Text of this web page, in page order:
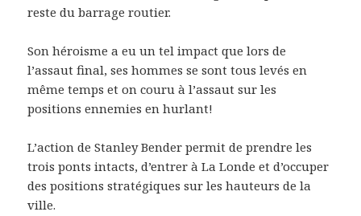
reste du barrage routier.
Son héroisme a eu un tel impact que lors de
l’assaut final, ses hommes se sont tous levés en
même temps et on couru à l’assaut sur les
positions ennemies en hurlant!
L’action de Stanley Bender permit de prendre les
trois ponts intacts, d’entrer à La Londe et d’occuper
des positions stratégiques sur les hauteurs de la
ville.